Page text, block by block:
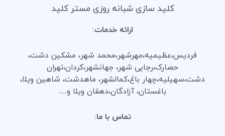
کلید سازی شبانه روزی مستر کلید
ارائه خدمات:
فردیس،عظیمیه،مهرشهر،محمد شهر، مشکین دشت،
حصارک،رجایی شهر، جهانشهر،کردان،تهران
دشت،سهیلیه،چهار باغ،کمالشهر، ماهدشت، شاهین ویلا،
باغستان، آزادگان،دهقان ویلا و…
تماس با ما: